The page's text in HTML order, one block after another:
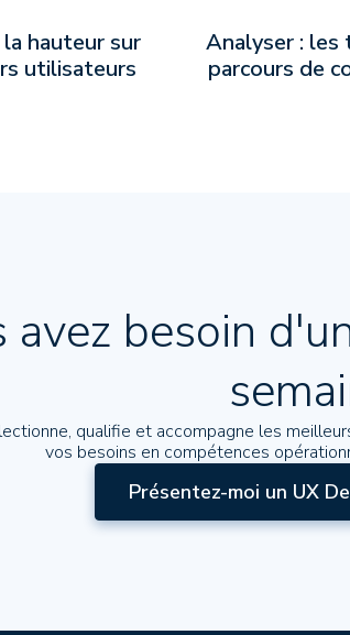
hauteur sur
utilisateurs
Analyser : les
parcours de
avez besoin
qualifie et accompagne les
vos besoins en compétences
Présentez-moi un UX